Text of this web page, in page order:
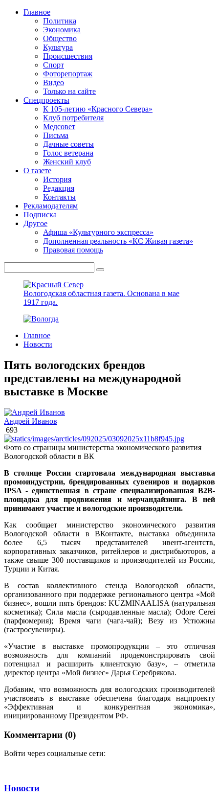
Главное
Политика
Экономика
Общество
Культура
Происшествия
Спорт
Фоторепортаж
Видео
Только на сайте
Спецпроекты
К 105-летию «Красного Севера»
Клуб потребителя
Медсовет
Письма
Дачные советы
Голос ветерана
Женский клуб
О газете
История
Редакция
Контакты
Рекламодателям
Подписка
Другое
Афиша «Культурного экспресса»
Дополненная реальность «КС Живая газета»
Правовая помощь
Вологодская областная газета. Основана в мае
1917 года.
Главное
Новости
Пять вологодских брендов
представлены на международной
выставке в Москве
Андрей Иванов
693
Фото со страницы министерства экономического развития
Вологодской области в ВК
В столице России стартовала международная выставка
промоиндустрии, брендированных сувениров и подарков
IPSA - единственная в стране специализированная B2B-
площадка для продвижения и мерчандайзинга. В ней
принимают участие и вологодские производители.
Как сообщает министерство экономического развития
Вологодской области в ВКонтакте, выставка объединила
более 6,5 тысяч представителей ивент-агентств,
корпоративных заказчиков, ритейлеров и дистрибьюторов, а
также свыше 300 поставщиков и производителей из России,
Турции и Китая.
В состав коллективного стенда Вологодской области,
организованного при поддержке регионального центра «Мой
бизнес», вошли пять брендов: KUZMINAALISA (натуральная
косметика); Сила масла (сыродавленные масла); Odore Cerei
(парфюмерия); Время чаги (чага-чай); Везу из Устюжны
(гастросувениры).
«Участие в выставке промопродукции – это отличная
возможность для компаний продемонстрировать свой
потенциал и расширить клиентскую базу», – отметила
директор центра «Мой бизнес» Дарья Серебрякова.
Добавим, что возможность для вологодских производителей
участвовать в выставке обеспечена благодаря нацпроекту
«Эффективная и конкурентная экономика»,
инициированному Президентом РФ.
Комментарии (0)
Войти через социальные сети:
Новости